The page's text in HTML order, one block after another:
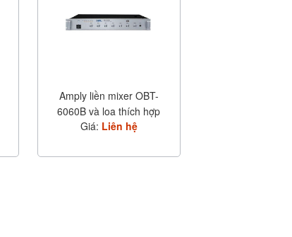
Amply liền mixer OBT-
6060B và loa thích hợp
Giá: Liên hệ